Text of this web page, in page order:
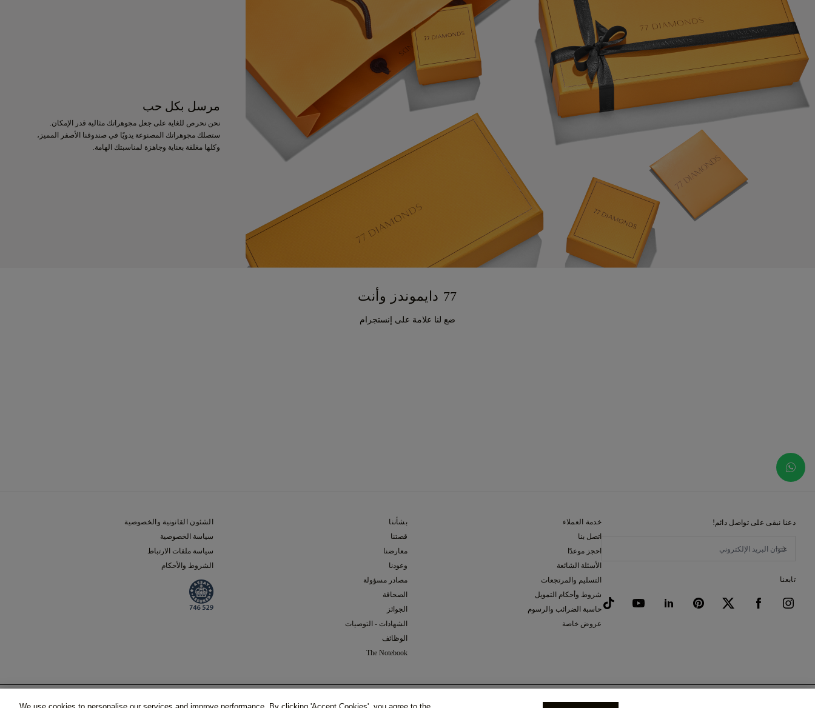
مرسل بكل حب
نحن نحرص للغاية على جعل مجوهراتك مثالية قدر الإمكان.
ستصلك مجوهراتك المصنوعة يدويًا في صندوقنا الأصفر المميز،
وكلها مغلفة بعناية وجاهزة لمناسبتك الهامة.
77 دايموندز وأنت
ضع لنا علامة على إنستجرام
دعنا نبقى على تواصل دائم!
تابعنا
خدمة العملاء
اتصل بنا
احجز موعدًا
الأسئلة الشائعة
التسليم والمرتجعات
شروط وأحكام التمويل
حاسبة الضرائب والرسوم
عروض خاصة
بشأننا
قصتنا
معارضنا
وعودنا
مصادر مسؤولة
الصحافة
الجوائز
الشهادات - التوصيات
الوظائف
The Notebook
الشئون القانونية والخصوصية
سياسة الخصوصية
سياسة ملفات الارتباط
الشروط والأحكام
I, SI1
)
(لا يشمل ضريبة القيمة المضافة)